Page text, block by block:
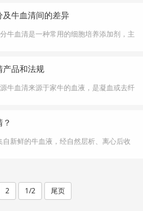
应性，因此在更换时应尽量选择相同品
细胞生长速度下降或状态不佳。2、逐步替
及牛血清间的差异
牛血清是一种常用的细胞培养添加剂，主
的成分分类组分蛋白类血清蛋白（白蛋
转运蛋白（转铁蛋白等）、贴壁/扩展因
产品和法规
牛血清来源于家牛的血液，是凝血或去纤
怀孕时从胎牛身上取血，也可以来自于
常以取血时牛的年龄定义牛血清的分类。
自新鲜的牛血液，经自然层析、离心后收
培养中的细胞起到某些保护作用。在细胞
培养细胞时采用的···
2 1/2 尾页